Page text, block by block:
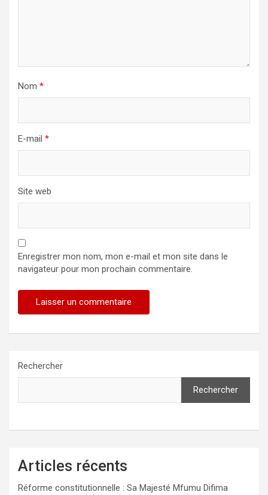
Nom *
E-mail *
Site web
Enregistrer mon nom, mon e-mail et mon site dans le
navigateur pour mon prochain commentaire.
Rechercher
Rechercher
Articles récents
Réforme constitutionnelle : Sa Majesté Mfumu Difima